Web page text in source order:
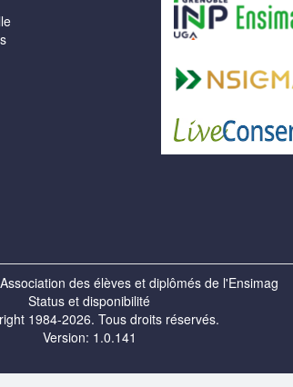
des élèves et diplômés de l'Ensimag
Status et disponibilité
1984-2026. Tous droits réservés.
Version: 1.0.141